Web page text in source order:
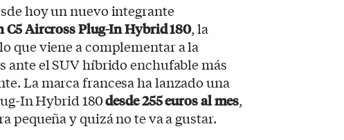
hoy un nuevo integrante
C5 Aircross Plug-In Hybrid 180, la
que viene a complementar a la
ante el SUV híbrido enchufable más
La marca francesa ha lanzado una
In Hybrid 180desde 255 euros al mes,
pequeña y quizá no te va a gustar.